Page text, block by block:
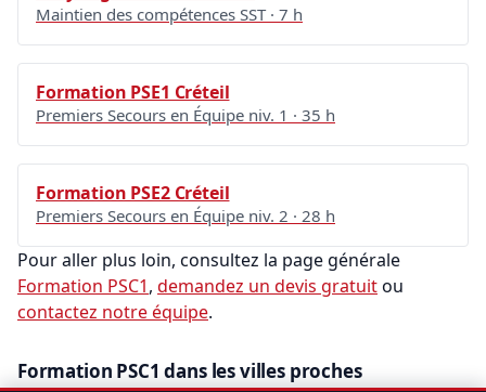
Maintien des compétences SST · 7 h
Formation PSE1 Créteil
Premiers Secours en Équipe niv. 1 · 35 h
Formation PSE2 Créteil
Premiers Secours en Équipe niv. 2 · 28 h
Pour aller plus loin, consultez la page générale
Formation PSC1, demandez un devis gratuitou
contactez notre équipe.
Formation PSC1 dans les villes proches